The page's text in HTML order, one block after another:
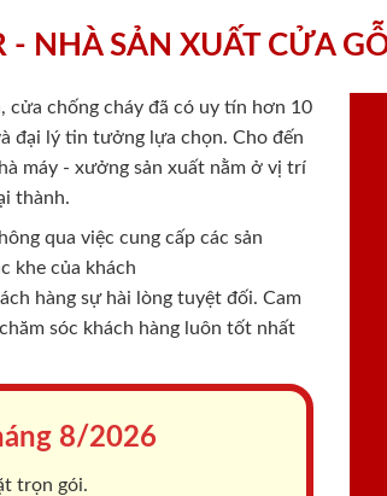
- NHÀ SẢN XUẤT CỬA
cửa chống cháy đã có uy tín hơn 10
đại lý tin tưởng lựa chọn. Cho đến
máy - xưởng sản xuất nằm ở vị trí
thành.
qua việc cung cấp các sản
khe của khách
hàng sự hài lòng tuyệt đối. Cam
sóc khách hàng luôn tốt nhất
8/2026
trọn gói.